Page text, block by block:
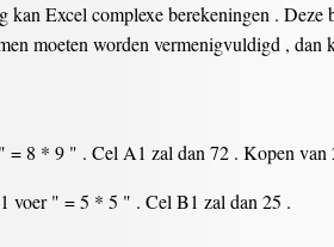
Excel complexe berekeningen .
moeten worden vermenigvuldigd , dan
= 8 * 9 " . Cel A1 zal dan 72 . Kopen van
voer " = 5 * 5 " . Cel B1 zal dan 25 .